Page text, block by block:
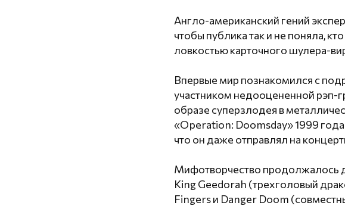
Англо-американский гений
чтобы публика так и не поняла,
ловкостью карточного шулера-
Впервые мир познакомился с
участником недооцененной рэп-
образе суперзлодея в
«Operation: Doomsday» 1999
что он даже отправлял на
Мифотворчество продолжалось
King Geedorah (трехголовый
Fingers и Danger Doom